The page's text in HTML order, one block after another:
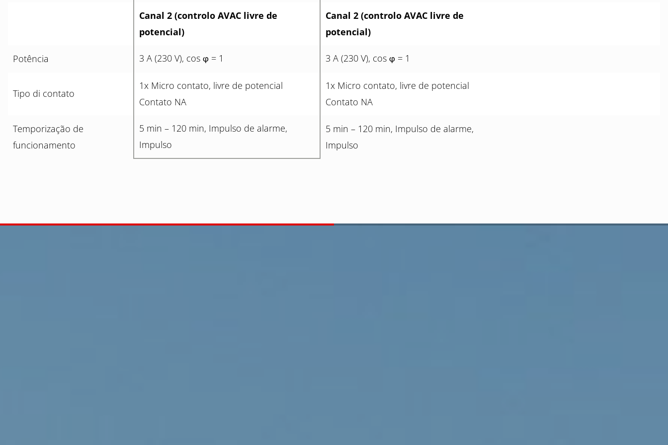
Canal 2 (controlo AVAC livre de
potencial)
Canal 2 (controlo AVAC livre de
potencial)
Potência 3 A (230 V), cos φ = 1 3 A (230 V), cos φ = 1
Tipo di contato
1x Micro contato, livre de potencial
Contato NA
1x Micro contato, livre de potencial
Contato NA
Temporização de
funcionamento
5 min – 120 min, Impulso de alarme,
Impulso
5 min – 120 min, Impulso de alarme,
Impulso